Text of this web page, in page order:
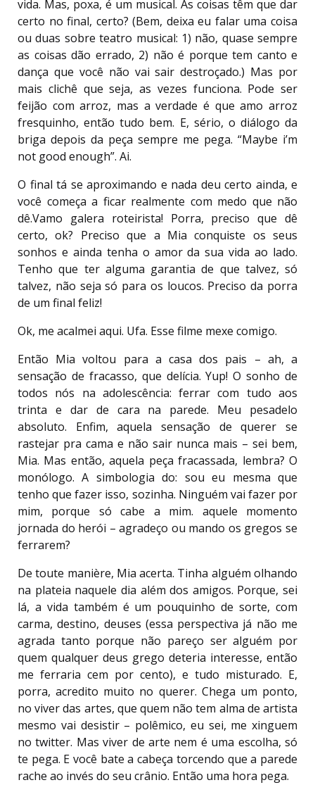
vida. Mas, poxa, é um musical. As coisas têm que dar
certo no final, certo? (Bem, deixa eu falar uma coisa
ou duas sobre teatro musical: 1) não, quase sempre
as coisas dão errado, 2) não é porque tem canto e
dança que você não vai sair destroçado.) Mas por
mais clichê que seja, as vezes funciona. Pode ser
feijão com arroz, mas a verdade é que amo arroz
fresquinho, então tudo bem. E, sério, o diálogo da
briga depois da peça sempre me pega. “Maybe i’m
not good enough”. Ai.
O final tá se aproximando e nada deu certo ainda, e
você começa a ficar realmente com medo que não
dê.Vamo galera roteirista! Porra, preciso que dê
certo, ok? Preciso que a Mia conquiste os seus
sonhos e ainda tenha o amor da sua vida ao lado.
Tenho que ter alguma garantia de que talvez, só
talvez, não seja só para os loucos. Preciso da porra
de um final feliz!
Ok, me acalmei aqui. Ufa. Esse filme mexe comigo.
Então Mia voltou para a casa dos pais – ah, a
sensação de fracasso, que delícia. Yup! O sonho de
todos nós na adolescência: ferrar com tudo aos
trinta e dar de cara na parede. Meu pesadelo
absoluto. Enfim, aquela sensação de querer se
rastejar pra cama e não sair nunca mais – sei bem,
Mia. Mas então, aquela peça fracassada, lembra? O
monólogo. A simbologia do: sou eu mesma que
tenho que fazer isso, sozinha. Ninguém vai fazer por
mim, porque só cabe a mim. aquele momento
jornada do herói – agradeço ou mando os gregos se
ferrarem?
De toute manière, Mia acerta. Tinha alguém olhando
na plateia naquele dia além dos amigos. Porque, sei
lá, a vida também é um pouquinho de sorte, com
carma, destino, deuses (essa perspectiva já não me
agrada tanto porque não pareço ser alguém por
quem qualquer deus grego deteria interesse, então
me ferraria cem por cento), e tudo misturado. E,
porra, acredito muito no querer. Chega um ponto,
no viver das artes, que quem não tem alma de artista
mesmo vai desistir – polêmico, eu sei, me xinguem
no twitter. Mas viver de arte nem é uma escolha, só
te pega. E você bate a cabeça torcendo que a parede
rache ao invés do seu crânio. Então uma hora pega.